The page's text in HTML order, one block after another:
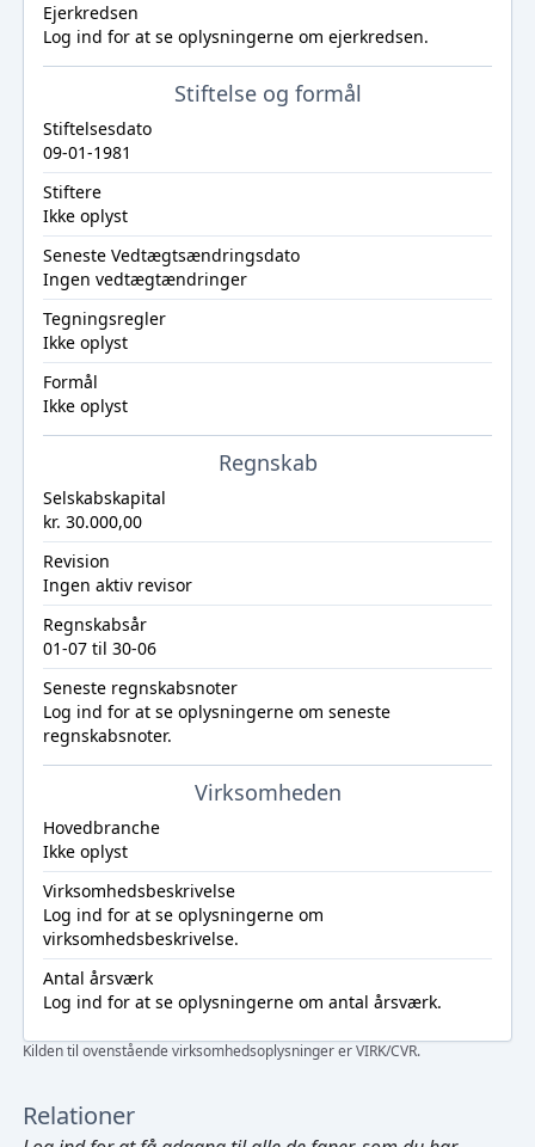
Ejerkredsen
Log ind for at se oplysningerne om ejerkredsen.
Stiftelse og formål
Stiftelsesdato
09-01-1981
Stiftere
Ikke oplyst
Seneste Vedtægtsændringsdato
Ingen vedtægtændringer
Tegningsregler
Ikke oplyst
Formål
Ikke oplyst
Regnskab
Selskabskapital
kr. 30.000,00
Revision
Ingen aktiv revisor
Regnskabsår
01-07 til 30-06
Seneste regnskabsnoter
Log ind for at se oplysningerne om seneste
regnskabsnoter.
Virksomheden
Hovedbranche
Ikke oplyst
Virksomhedsbeskrivelse
Log ind for at se oplysningerne om
virksomhedsbeskrivelse.
Antal årsværk
Log ind for at se oplysningerne om antal årsværk.
Kilden til ovenstående virksomhedsoplysninger er VIRK/CVR.
Relationer